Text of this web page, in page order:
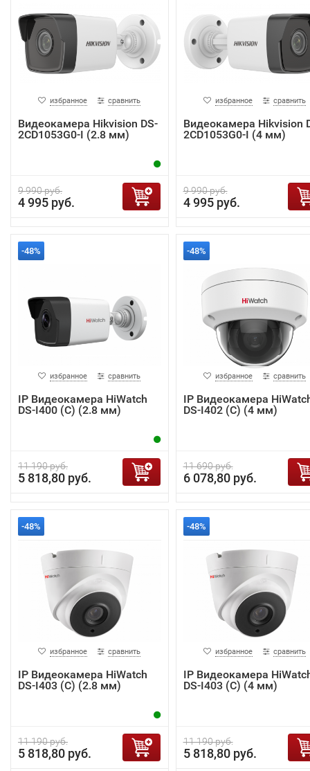
избранное сравнить
Видеокамера Hikvision DS-
2CD1053G0-I (2.8 мм)
9 990 руб.
4 995 руб.
избранное сравнить
Видеокамера Hikvision
2CD1053G0-I (4 мм)
9 990 руб.
4 995 руб.
-48%
избранное сравнить
IP Видеокамера HiWatch
DS-I400 (С) (2.8 мм)
11 190 руб.
5 818,80 руб.
-48%
избранное сравнить
IP Видеокамера
DS-I402 (C) (4 мм)
11 690 руб.
6 078,80 руб.
-48%
избранное сравнить
IP Видеокамера HiWatch
DS-I403 (C) (2.8 мм)
11 190 руб.
5 818,80 руб.
-48%
избранное сравнить
IP Видеокамера
DS-I403 (C) (4 мм)
11 190 руб.
5 818,80 руб.